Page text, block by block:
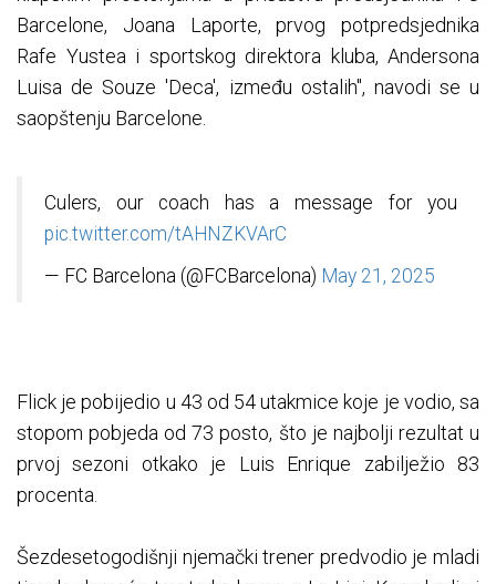
Barcelone, Joana Laporte, prvog potpredsjednika
Rafe Yustea i sportskog direktora kluba, Andersona
Luisa de Souze 'Deca', između ostalih", navodi se u
saopštenju Barcelone.
Culers, our coach has a message for you
pic.twitter.com/tAHNZKVArC
— FC Barcelona (@FCBarcelona) May 21, 2025
Flick je pobijedio u 43 od 54 utakmice koje je vodio, sa
stopom pobjeda od 73 posto, što je najbolji rezultat u
prvoj sezoni otkako je Luis Enrique zabilježio 83
procenta.
Šezdesetogodišnji njemački trener predvodio je mladi